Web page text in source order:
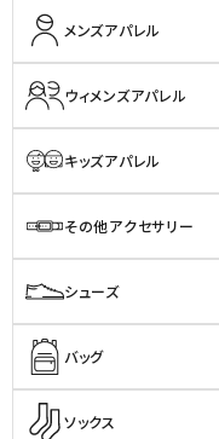
メンズアパレル
ウィメンズアパレル
キッズアパレル
その他アクセサリー
シューズ
バッグ
ソックス